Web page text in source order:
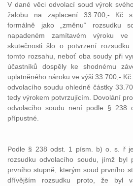
V dané věci odvolací soud výrok
žalobu na zaplacení 33.700,- Kč s
formálně jako „změnu“ rozsudku
napadeném zamítavém výroku
skutečnosti šlo o potvrzení
tomto rozsahu, neboť oba soudy při
účastníků dospěly ke shodnému
uplatněného nároku ve výši 33.700,-
odvolacího soudu ohledně částky
tedy výrokem potvrzujícím. Dovolání
odvolacího soudu není podle §
přípustné.
Podle § 238 odst. 1 písm. b) o. s. ř
rozsudku odvolacího soudu, jímž byl
prvního stupně, kterým soud prvního
dřívějším rozsudku proto, že byl